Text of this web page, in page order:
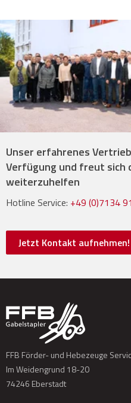
Unser erfahrenes
Verfügung und freut sich
weiterzuhelfen
Hotline Service: +49 (0)7134
Jetzt Kontakt aufnehmen!
FFB Förder- und Hebezeuge
Im Weidengrund 18-20
74246 Eberstadt